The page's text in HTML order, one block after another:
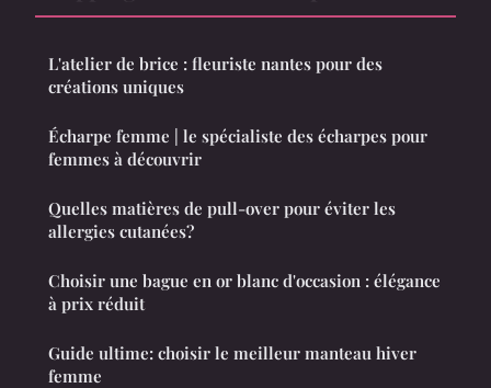
L'atelier de brice : fleuriste nantes pour des
créations uniques
Écharpe femme | le spécialiste des écharpes pour
femmes à découvrir
Quelles matières de pull-over pour éviter les
allergies cutanées?
Choisir une bague en or blanc d'occasion : élégance
à prix réduit
Guide ultime: choisir le meilleur manteau hiver
femme